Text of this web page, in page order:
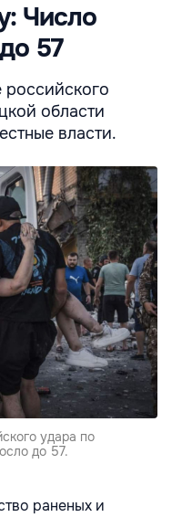
Число
57
российского
области
власти.
удара по
до 57.
раненых и